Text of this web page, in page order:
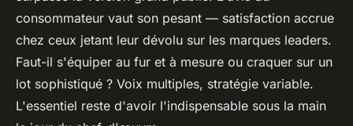
consommateur vaut son pesant — satisfaction accrue
chez ceux jetant leur dévolu sur les marques leaders.
Faut-il s'équiper au fur et à mesure ou craquer sur un
lot sophistiqué ? Voix multiples, stratégie variable.
L'essentiel reste d'avoir l'indispensable sous la main